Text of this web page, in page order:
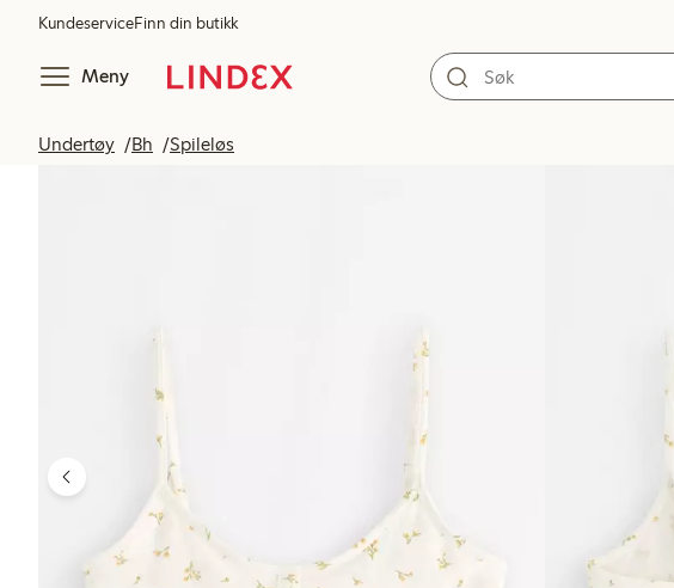
KundeserviceFinn din butikk
Meny
Undertøy Bh Spileløs